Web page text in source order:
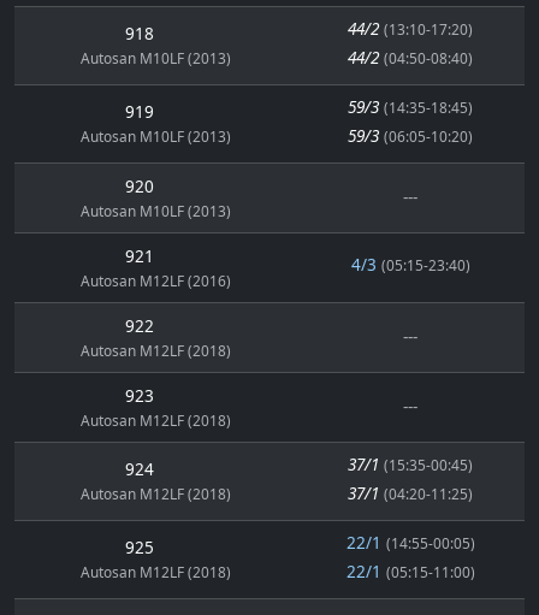
918
Autosan M10LF (2013)
44/2 (13:10-17:20)
44/2 (04:50-08:40)
919
Autosan M10LF (2013)
59/3 (14:35-18:45)
59/3 (06:05-10:20)
920
Autosan M10LF (2013)
---
921
Autosan M12LF (2016)
4/3 (05:15-23:40)
922
Autosan M12LF (2018)
---
923
Autosan M12LF (2018)
---
924
Autosan M12LF (2018)
37/1 (15:35-00:45)
37/1 (04:20-11:25)
925
Autosan M12LF (2018)
22/1 (14:55-00:05)
22/1 (05:15-11:00)